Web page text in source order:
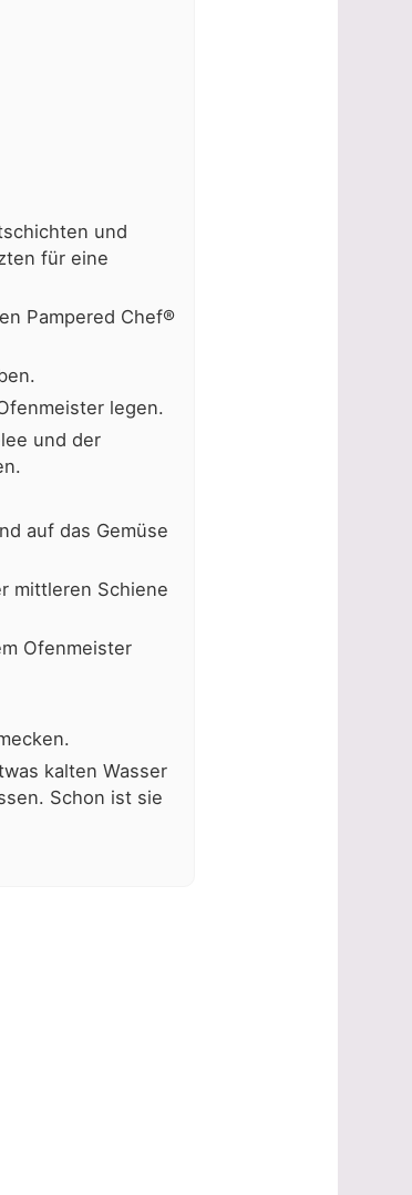
und
für eine
Pampered Chef®
legen.
und der
auf das Gemüse
mittleren Schiene
Ofenmeister
kalten Wasser
Schon ist sie